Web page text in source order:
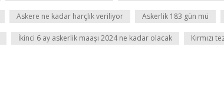
Askere ne kadar harçlık veriliyor Askerlik 183 gün mü
İkinci 6 ay askerlik maaşı 2024 ne kadar olacak Kırmızı